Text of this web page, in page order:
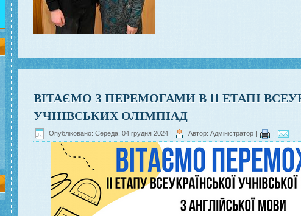
ВІТАЄМО З ПЕРЕМОГАМИ В II ЕТАПІ
УЧНІВСЬКИХ ОЛІМПІАД
Опубліковано: Середа, 04 грудня 2024 Автор: Адміністратор